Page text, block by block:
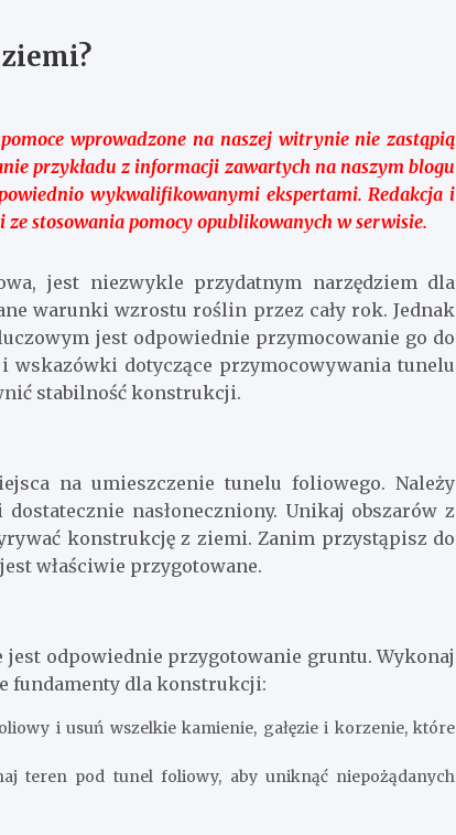
wprowadzone na naszej witrynie nie zastąpią
przykładu z informacji zawartych na naszym blogu
wykwalifikowanymi ekspertami. Redakcja i
stosowania pomocy opublikowanych w serwisie.
jest niezwykle przydatnym narzędziem dla
warunki wzrostu roślin przez cały rok. Jednak
jest odpowiednie przymocowanie go do
dotyczące przymocowywania tunelu
stabilność konstrukcji.
na umieszczenie tunelu foliowego. Należy
nasłoneczniony. Unikaj obszarów z
konstrukcję z ziemi. Zanim przystąpisz do
właściwie przygotowane.
odpowiednie przygotowanie gruntu. Wykonaj
fundamenty dla konstrukcji:
i usuń wszelkie kamienie, gałęzie i korzenie, które
teren pod tunel foliowy, aby uniknąć niepożądanych